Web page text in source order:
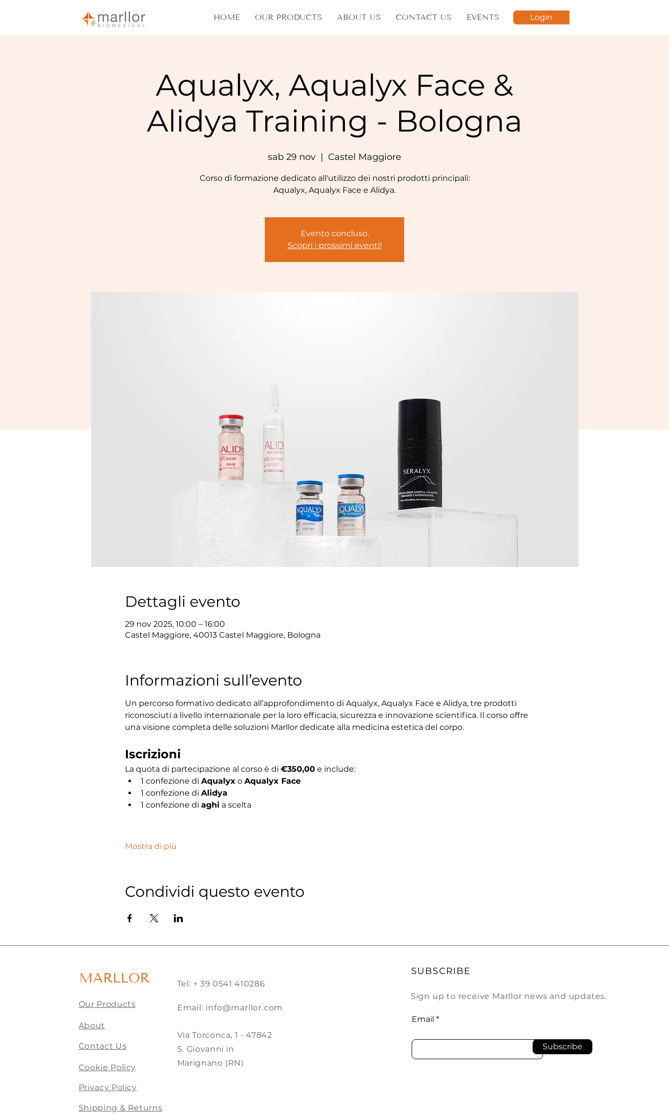
HOME OUR PRODUCTS ABOUT US CONTACT US EVENTS Login
Aqualyx, Aqualyx Face &
Alidya Training - Bologna
sab 29 nov
  |
Castel Maggiore
Corso di formazione dedicato all'utilizzo dei nostri prodotti principali:
Aqualyx, Aqualyx Face e Alidya.
Evento concluso.
Scopri i prossimi eventi!
Dettagli evento
29 nov 2025, 10:00 – 16:00
Castel Maggiore, 40013 Castel Maggiore, Bologna
Informazioni sull’evento
Un percorso formativo dedicato all’approfondimento di Aqualyx, Aqualyx Face e Alidya, tre prodotti
riconosciuti a livello internazionale per la loro efficacia, sicurezza e innovazione scientifica. Il corso offre
una visione completa delle soluzioni Marllor dedicate alla medicina estetica del corpo.
Iscrizioni
La quota di partecipazione al corso è di €350,00 e include:
1 confezione di Aqualyx o Aqualyx Face
1 confezione di Alidya
1 confezione di aghi a scelta
Mostra di più
Condividi questo evento
MARLLOR Tel: + 39 0541 410286
Our Products
About
Contact Us
Cookie Policy
Email: info@marllor.com
Via Torconca, 1 - 47842
S. Giovanni in
Marignano (RN)
Privacy Policy
Shipping & Returns
SUBSCRIBE
Sign up to receive Marllor news and updates.
Email
Subscribe